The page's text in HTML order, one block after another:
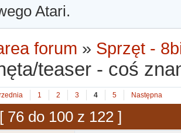
Atari.
forum » Sprzęt -
teaser - coś
1 2 3 4 5 Następna
76 do 100 z 122 ]